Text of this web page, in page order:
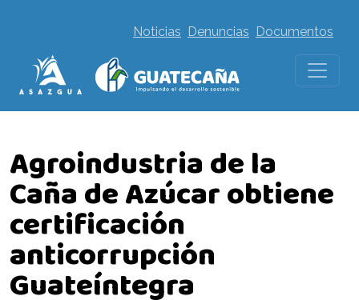
Noticias Denuncias Documentos
Agroindustria de la
Caña de Azúcar obtiene
certificación
anticorrupción
Guateíntegra